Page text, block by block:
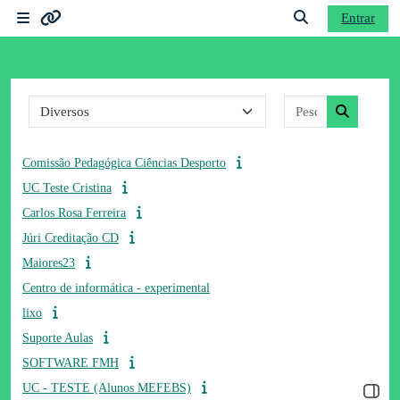
Ir para o conteúdo principal
Ligações
Moodle community
Moodle.com
Alternar a
Entrar
Abrir
Pesquisar
Pesquisar
Comissão Pedagógica Ciências Desporto
UC Teste Cristina
Carlos Rosa Ferreira
Júri Creditação CD
Maiores23
Centro de informática - experimental
lixo
Suporte Aulas
SOFTWARE FMH
UC - TESTE (Alunos MEFEBS)